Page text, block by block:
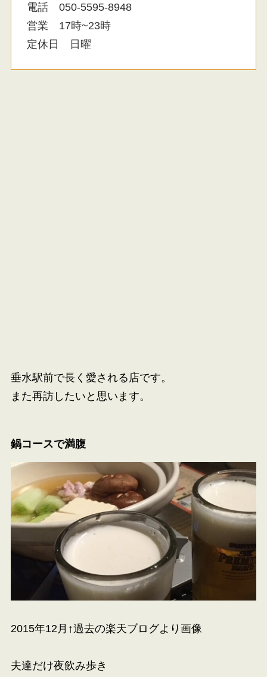
電話 050-5595-8948
営業 17時~23時
定休日 日曜
垂水駅前で長く愛される店です。
また再訪したいと思います。
鍋コースで満腹
2015年12月↑過去の楽天ブログより画像
夫達だけ夜飲み歩き